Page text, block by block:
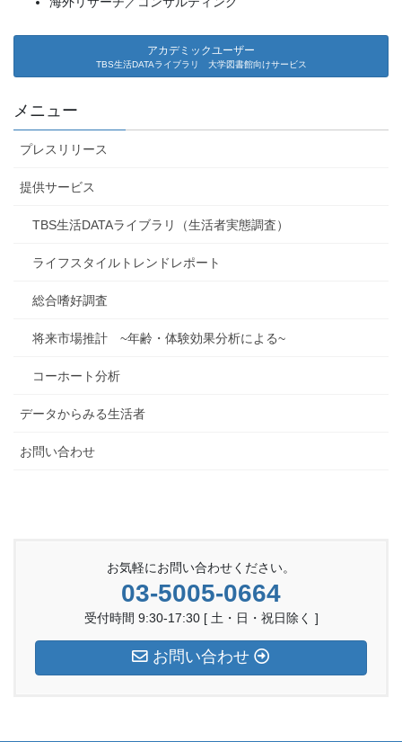
アカデミックユーザー
TBS生活DATAライブラリ 大学図書館向けサービス
メニュー
プレスリリース
提供サービス
TBS生活DATAライブラリ（生活者実態調査）
ライフスタイルトレンドレポート
総合嗜好調査
将来市場推計 ~年齢・体験効果分析による~
コーホート分析
データからみる生活者
お問い合わせ
お気軽にお問い合わせください。
03-5005-0664
受付時間 9:30-17:30 [ 土・日・祝日除く ]
お問い合わせ